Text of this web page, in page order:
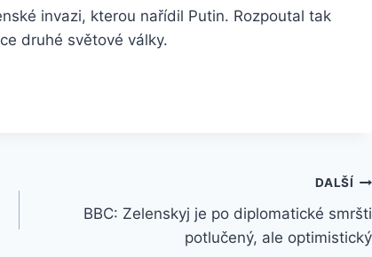
invazi, kterou nařídil Putin. Rozpoutal tak
druhé světové války.
DALŠÍ
BBC: Zelenskyj je po diplomatické smršti
potlučený, ale optimistický